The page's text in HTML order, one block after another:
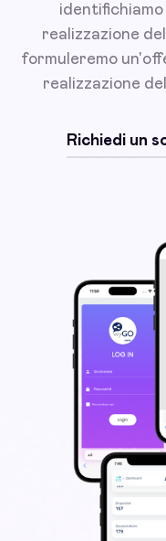
realizzazione
formuleremo
realizzazione
Richiedi un